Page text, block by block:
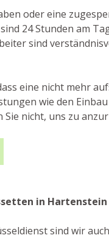
oder eine
24 Stunden am
sind
eine nicht mehr
wie den
nicht, uns zu
in Hartenstein
sind wir